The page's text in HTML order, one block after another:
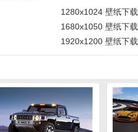
1280x1024 壁纸下载
1680x1050 壁纸下载
1920x1200 壁纸下载